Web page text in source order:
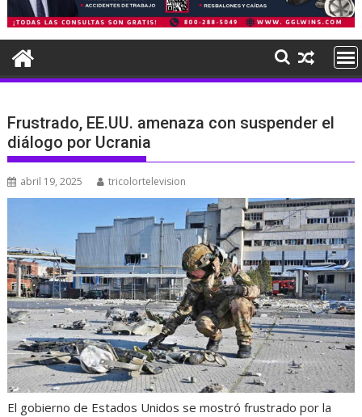
Frustrado, EE.UU. amenaza con suspender el
diálogo por Ucrania
abril 19, 2025 tricolortelevision
El gobierno de Estados Unidos se mostró frustrado por la